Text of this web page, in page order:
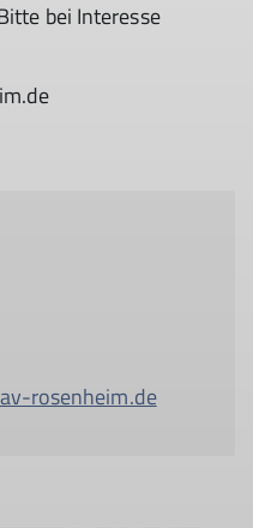
bei Interesse
rosenheim.de